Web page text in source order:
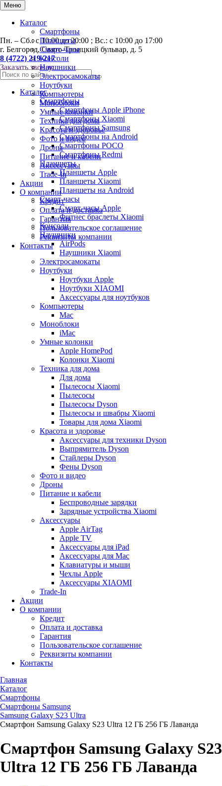
Меню
Каталог
Смартфоны
Планшеты
Смарт-часы
Консоли
Наушники
Электросамокаты
Ноутбуки
Компьютеры
Моноблоки
Умные колонки
Техника для дома
Красота и здоровье
Фото и видео
Дроны
Питание и кабели
Аксессуары
Trade-In
Акции
О компании
Кредит
Оплата и доставка
Гарантия
Пользовательское соглашение
Реквизиты компании
Контакты
0
Пн. – Сб.: с 10:00 до 20:00 ; Вс.: с 10:00 до 17:00
г. Белгород, Свято-Троицкий бульвар, д. 5
8 (4722) 219-217
Заказать звонок
Каталог
Смартфоны
Смартфоны Apple iPhone
Смартфоны Хiaomi
Смартфоны Samsung
Смартфоны на Android
Смартфоны POCO
Смартфоны Redmi
Планшеты
Планшеты Apple
Планшеты Xiaomi
Планшеты на Android
Смарт-часы
Смарт-часы Apple
Фитнес браслеты Xiaomi
Консоли
Наушники
AirPods
Наушники Xiaomi
Электросамокаты
Ноутбуки
Ноутбуки Apple
Ноутбуки XIAOMI
Аксессуары для ноутбуков
Компьютеры
Mac
Моноблоки
iMac
Умные колонки
Apple HomePod
Колонки Xiaomi
Техника для дома
Для дома
Пылесосы Xiaomi
Пылесосы
Пылесосы Dyson
Пылесосы и швабры Xiaomi
Товары для дома Xiaomi
Красота и здоровье
Аксессуары для техники Dyson
Выпрямитель Dyson
Стайлеры Dyson
Фены Dyson
Фото и видео
Дроны
Питание и кабели
Беспроводные зарядки
Зарядные устройства Xiaomi
Аксессуары
Apple AirTag
Apple TV
Аксессуары для iPad
Аксессуары для Mac
Клавиатуры и мыши
Чехлы Apple
Аксессуары XIAOMI
Trade-In
Акции
О компании
Кредит
Оплата и доставка
Гарантия
Пользовательское соглашение
Реквизиты компании
Контакты
Главная
Каталог
Смартфоны
Смартфоны Samsung
Samsung Galaxy S23 Ultra
Смартфон Samsung Galaxy S23 Ultra 12 ГБ 256 ГБ Лаванда
Смартфон Samsung Galaxy S23
Ultra 12 ГБ 256 ГБ Лаванда